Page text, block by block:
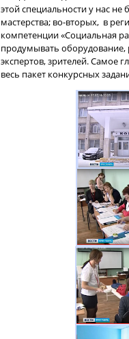
этой специальности у нас
мастерства; во-вторых, в
компетенции «Социальная
продумывать оборудование,
экспертов, зрителей. Самое
весь пакет конкурсных